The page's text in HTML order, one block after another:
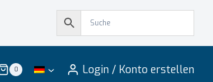
0 Login / Konto erstellen